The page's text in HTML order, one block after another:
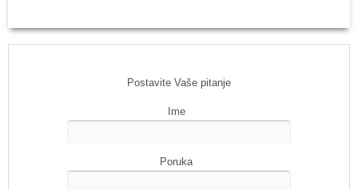
Postavite Vaše pitanje
Ime
Poruka